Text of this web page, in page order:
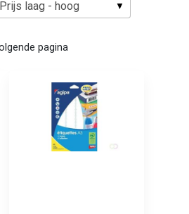
pagina